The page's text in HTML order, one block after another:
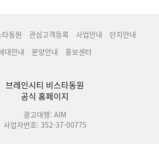
동원 관심고객등록 사업안내
단지안내
대안내
분양안내 홍보센터
브레인시티 비스타동원
공식 홈페이지
광고대행: AIM
사업자번호: 352-37-00775